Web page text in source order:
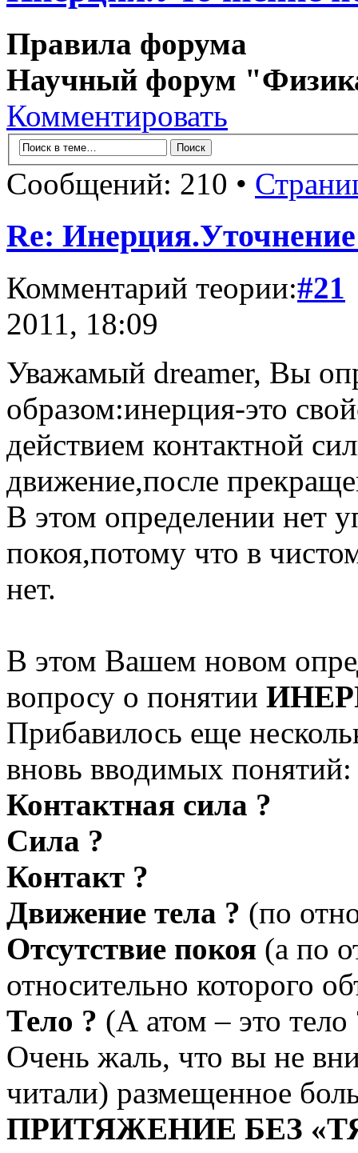
Правила форума
Научный форум
Комментировать
Сообщений: 210 •
Re:
Комментарий теории:#21
2011, 18:09
Уважамый dreamer, Вы
образом:инерция-это
действием контактной
движение,после
В этом определении нет
покоя,потому что в
нет.
В этом Вашем новом
вопросу о понятии
Прибавилось еще
вновь вводимых понятий:
Контактная сила ?
Сила ?
Контакт ?
Движение тела ? (по
Отсутствие покоя (а по
относительно которого
Тело ? (А атом – это тело
Очень жаль, что вы не
читали) размещенное
ПРИТЯЖЕНИЕ БЕЗ